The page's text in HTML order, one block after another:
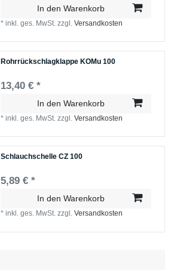
In den Warenkorb
*inkl. ges. MwSt. zzgl.Versandkosten
Rohrrückschlagklappe KOMu 100
13,40 € *
In den Warenkorb
*inkl. ges. MwSt. zzgl.Versandkosten
Schlauchschelle СZ 100
5,89 € *
In den Warenkorb
*inkl. ges. MwSt. zzgl.Versandkosten